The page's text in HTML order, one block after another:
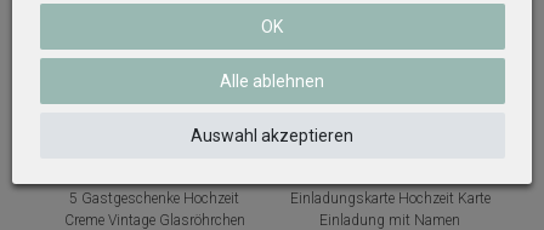
5 Gastgeschenke Hochzeit
Creme Vintage Glasröhrchen
Einladungskarte Hochzeit Karte
Einladung mit Namen
OK
Alle ablehnen
Auswahl akzeptieren